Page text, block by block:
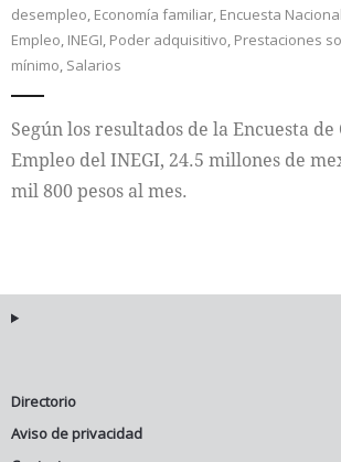
desempleo, Economía familiar, Encuesta
Empleo, INEGI, Poder adquisitivo, Prestaciones
mínimo, Salarios
Según los resultados de la Encuesta
Empleo del INEGI, 24.5 millones de
mil 800 pesos al mes.
Directorio
Aviso de privacidad